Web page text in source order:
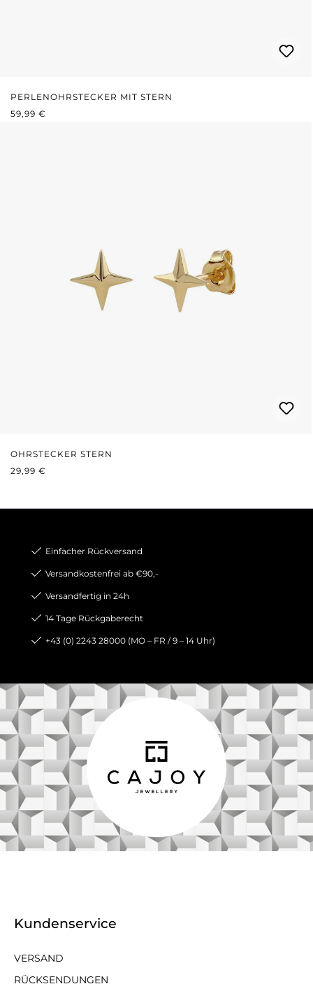
PERLENOHRSTECKER MIT STERN
REGULÄRER PREIS:
59,99 €
OHRSTECKER STERN
REGULÄRER PREIS:
29,99 €
Einfacher Rückversand
Versandkostenfrei ab €90,-
Versandfertig in 24h
14 Tage Rückgaberecht
+43 (0) 2243 28000 (MO – FR / 9 – 14 Uhr)
Kundenservice
VERSAND
RÜCKSENDUNGEN